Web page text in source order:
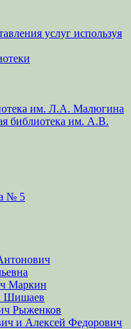
услуг используя
им. Л.А. Малюгина
библиотека им. А.В.
№ 5
Маркин
Шишаев
Рыженков
и Алексей Федорович